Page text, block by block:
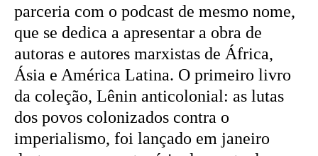
parceria com o podcast de mesmo nome,
que se dedica a apresentar a obra de
autoras e autores marxistas de África,
Ásia e América Latina. O primeiro livro
da coleção, Lênin anticolonial: as lutas
dos povos colonizados contra o
imperialismo, foi lançado em janeiro